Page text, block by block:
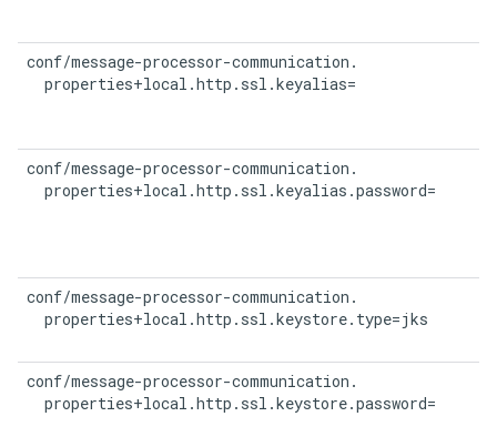
conf/message-processor-communication.
  properties+local.http.ssl.keyalias=
conf/message-processor-communication.
  properties+local.http.ssl.keyalias.password=
conf/message-processor-communication.
  properties+local.http.ssl.keystore.type=jks
conf/message-processor-communication.
  properties+local.http.ssl.keystore.password=